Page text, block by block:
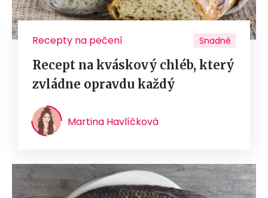
Recepty na pečení Snadné
Recept na kváskový chléb, který
zvládne opravdu každý
Martina Havlíčková